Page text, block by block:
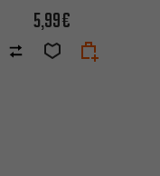
reseñas5,99€